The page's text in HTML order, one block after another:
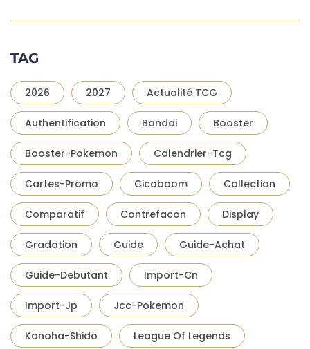
TAG
2026 2027 Actualité TCG
Authentification Bandai Booster
Booster-Pokemon Calendrier-Tcg
Cartes-Promo Cicaboom Collection
Comparatif Contrefacon Display
Gradation Guide Guide-Achat
Guide-Debutant Import-Cn
Import-Jp Jcc-Pokemon
Konoha-Shido League Of Legends